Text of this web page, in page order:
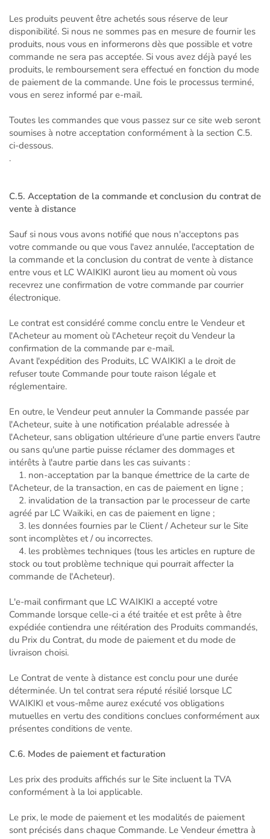
Les produits peuvent être achetés sous réserve de leur
disponibilité. Si nous ne sommes pas en mesure de fournir les
produits, nous vous en informerons dès que possible et votre
commande ne sera pas acceptée. Si vous avez déjà payé les
produits, le remboursement sera effectué en fonction du mode
de paiement de la commande. Une fois le processus terminé,
vous en serez informé par e-mail.
Toutes les commandes que vous passez sur ce site web seront
soumises à notre acceptation conformément à la section C.5.
ci-dessous.
.
C.5. Acceptation de la commande et conclusion du contrat de
vente à distance
Sauf si nous vous avons notifié que nous n'acceptons pas
votre commande ou que vous l'avez annulée, l'acceptation de
la commande et la conclusion du contrat de vente à distance
entre vous et LC WAIKIKI auront lieu au moment où vous
recevrez une confirmation de votre commande par courrier
électronique.
Le contrat est considéré comme conclu entre le Vendeur et
l'Acheteur au moment où l'Acheteur reçoit du Vendeur la
confirmation de la commande par e-mail.
Avant l'expédition des Produits, LC WAIKIKI a le droit de
refuser toute Commande pour toute raison légale et
réglementaire.
En outre, le Vendeur peut annuler la Commande passée par
l'Acheteur, suite à une notification préalable adressée à
l'Acheteur, sans obligation ultérieure d'une partie envers l'autre
ou sans qu'une partie puisse réclamer des dommages et
intérêts à l'autre partie dans les cas suivants :
1. non-acceptation par la banque émettrice de la carte de
l'Acheteur, de la transaction, en cas de paiement en ligne ;
2. invalidation de la transaction par le processeur de carte
agréé par LC Waikiki, en cas de paiement en ligne ;
3. les données fournies par le Client / Acheteur sur le Site
sont incomplètes et / ou incorrectes.
4. les problèmes techniques (tous les articles en rupture de
stock ou tout problème technique qui pourrait affecter la
commande de l'Acheteur).
L'e-mail confirmant que LC WAIKIKI a accepté votre
Commande lorsque celle-ci a été traitée et est prête à être
expédiée contiendra une réitération des Produits commandés,
du Prix du Contrat, du mode de paiement et du mode de
livraison choisi.
Le Contrat de vente à distance est conclu pour une durée
déterminée. Un tel contrat sera réputé résilié lorsque LC
WAIKIKI et vous-même aurez exécuté vos obligations
mutuelles en vertu des conditions conclues conformément aux
présentes conditions de vente.
C.6. Modes de paiement et facturation
Les prix des produits affichés sur le Site incluent la TVA
conformément à la loi applicable.
Le prix, le mode de paiement et les modalités de paiement
sont précisés dans chaque Commande. Le Vendeur émettra à